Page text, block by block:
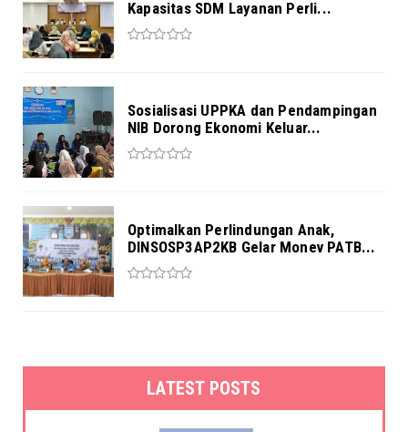
Kapasitas SDM Layanan Perli...
Sosialisasi UPPKA dan Pendampingan
NIB Dorong Ekonomi Keluar...
Optimalkan Perlindungan Anak,
DINSOSP3AP2KB Gelar Monev PATB...
LATEST POSTS